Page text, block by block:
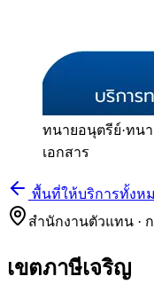
ทนายอนุตรีย์·ทน
เอกสาร
พื้นที่ให้บริการทั้งห
สำนักงานตัวแทน ·
เขตภาษีเจริญ